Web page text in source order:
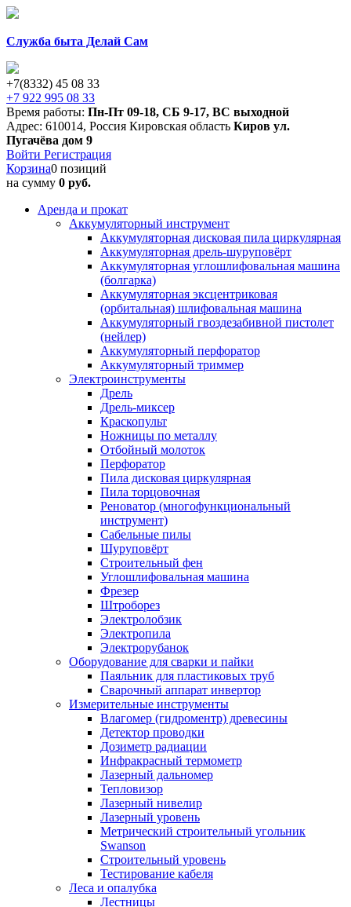
Служба быта Делай Сам
+7(8332) 45 08 33
+7 922 995 08 33
Время работы: Пн-Пт 09-18, СБ 9-17, ВС выходной
Адрес: 610014, Россия Кировская область Киров ул.
Пугачёва дом 9
Войти Регистрация
Корзина0 позиций
на сумму 0 руб.
Аренда и прокат
Аккумуляторный инструмент
Аккумуляторная дисковая пила циркулярная
Аккумуляторная дрель-шуруповёрт
Аккумуляторная углошлифовальная машина
(болгарка)
Аккумуляторная эксцентриковая
(орбитальная) шлифовальная машина
Аккумуляторный гвоздезабивной пистолет
(нейлер)
Аккумуляторный перфоратор
Аккумуляторный триммер
Электроинструменты
Дрель
Дрель-миксер
Краскопульт
Ножницы по металлу
Отбойный молоток
Перфоратор
Пила дисковая циркулярная
Пила торцовочная
Реноватор (многофункциональный
инструмент)
Сабельные пилы
Шуруповёрт
Строительный фен
Углошлифовальная машина
Фрезер
Штроборез
Электролобзик
Электропила
Электрорубанок
Оборудование для сварки и пайки
Паяльник для пластиковых труб
Сварочный аппарат инвертор
Измерительные инструменты
Влагомер (гидроментр) древесины
Детектор проводки
Дозиметр радиации
Инфракрасный термометр
Лазерный дальномер
Тепловизор
Лазерный нивелир
Лазерный уровень
Метрический строительный угольник
Swanson
Строительный уровень
Тестирование кабеля
Леса и опалубка
Лестницы